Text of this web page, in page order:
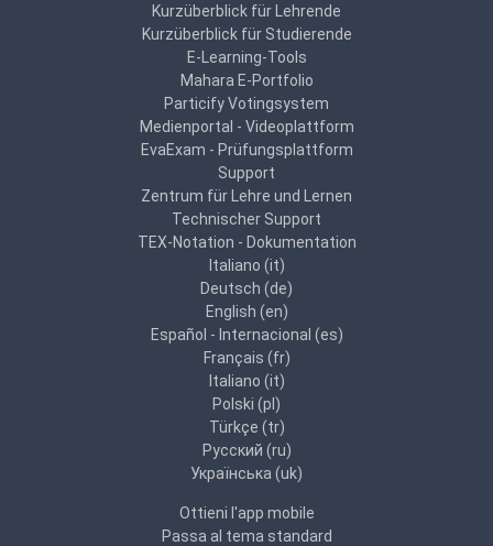
Kurzüberblick für Lehrende
Kurzüberblick für Studierende
E-Learning-Tools
Mahara E-Portfolio
Particify Votingsystem
Medienportal - Videoplattform
EvaExam - Prüfungsplattform
Support
Zentrum für Lehre und Lernen
Technischer Support
TEX-Notation - Dokumentation
Italiano ‎(it)‎
Deutsch ‎(de)‎
English ‎(en)‎
Español - Internacional ‎(es)‎
Français ‎(fr)‎
Italiano ‎(it)‎
Polski ‎(pl)‎
Türkçe ‎(tr)‎
Русский ‎(ru)‎
Українська ‎(uk)‎
Ottieni l'app mobile
Passa al tema standard